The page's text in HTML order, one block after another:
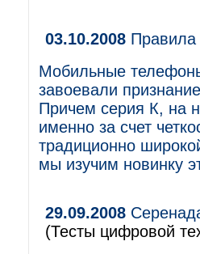
03.10.2008
Мобильные
завоевали
Причем серия К, на
именно за счет
традиционно
мы изучим новинку
29.09.2008
(Тесты цифровой